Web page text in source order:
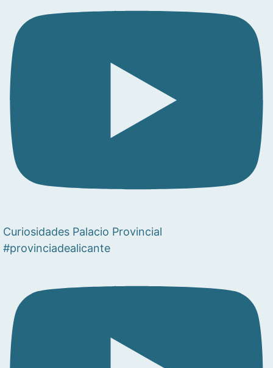
Curiosidades Palacio Provincial
#provinciadealicante